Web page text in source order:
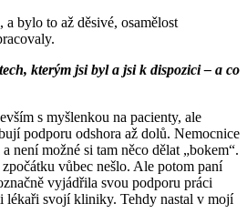
bylo to až děsivé, osamělost
kterým jsi byl a jsi k dispozici – a co
s myšlenkou na pacienty, ale
podporu odshora až dolů. Nemocnice
není možné si tam něco dělat „bokem“.
vůbec nešlo. Ale potom paní
vyjádřila svou podporu práci
lékaři svojí kliniky. Tehdy nastal v mojí